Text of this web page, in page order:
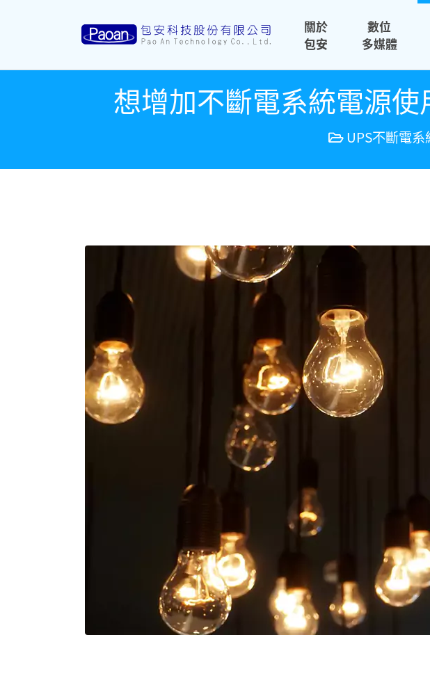
關於
包安
數位
多媒體
想增加不斷電系統電源
UPS不斷電系